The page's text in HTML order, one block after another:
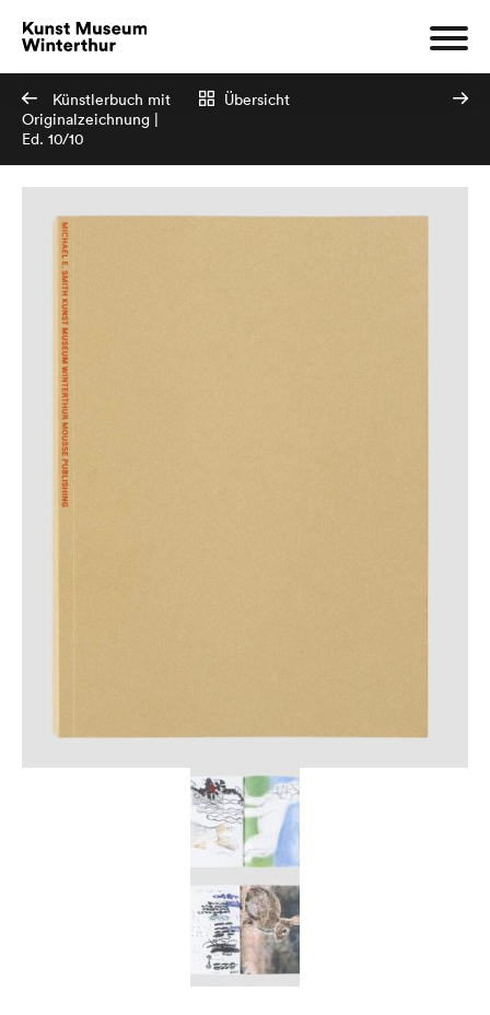
Künstlerbuch mit
Originalzeichnung |
Ed. 10/10
Übersicht